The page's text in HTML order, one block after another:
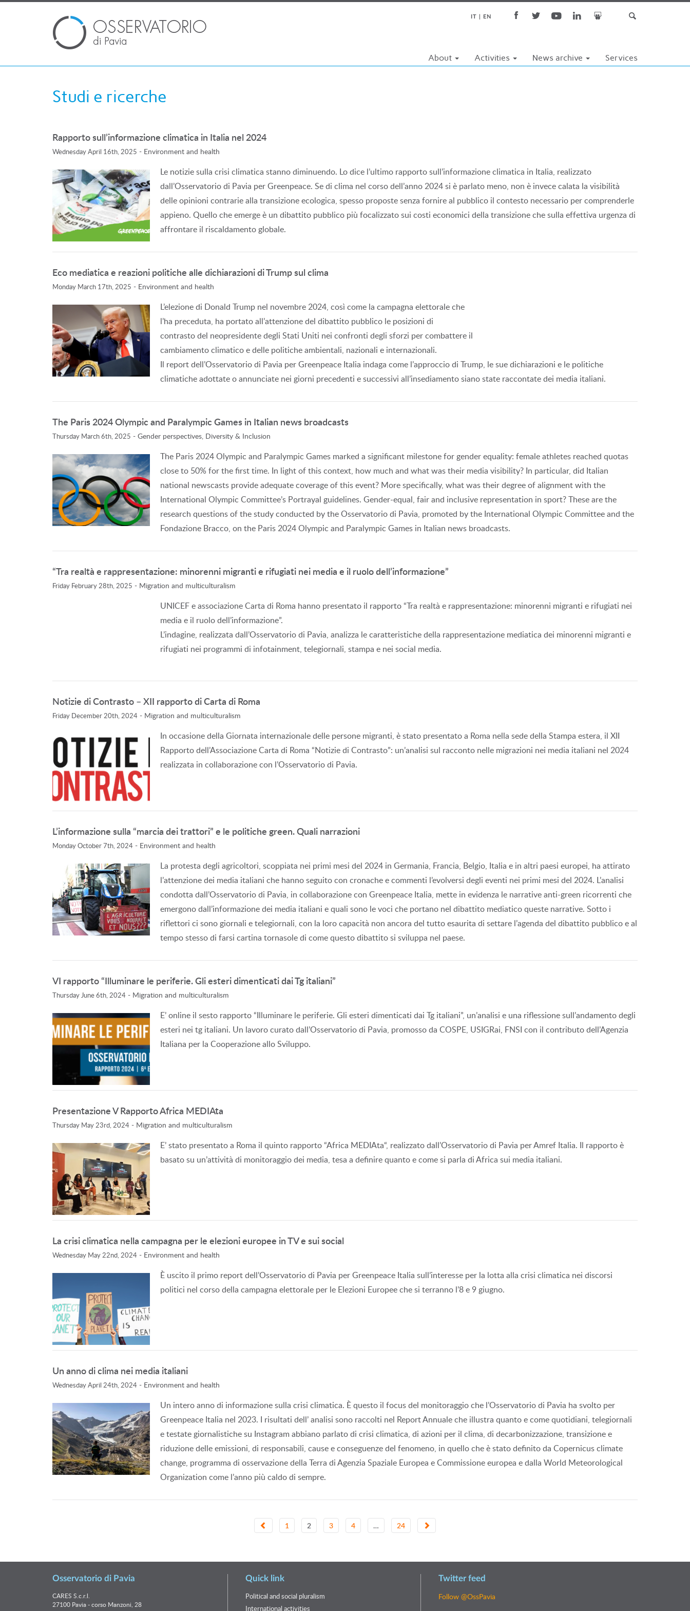
IT EN
About Activities News archive Services
Studi e ricerche
Rapporto sull’informazione climatica in Italia nel 2024
Wednesday April 16th, 2025 - Environment and health
Le notizie sulla crisi climatica stanno diminuendo. Lo dice l’ultimo rapporto sull’informazione climatica in Italia, realizzato
dall’Osservatorio di Pavia per Greenpeace. Se di clima nel corso dell’anno 2024 si è parlato meno, non è invece calata la visibilità
delle opinioni contrarie alla transizione ecologica, spesso proposte senza fornire al pubblico il contesto necessario per comprenderle
appieno. Quello che emerge è un dibattito pubblico più focalizzato sui costi economici della transizione che sulla effettiva urgenza di
affrontare il riscaldamento globale.
Eco mediatica e reazioni politiche alle dichiarazioni di Trump sul clima
Monday March 17th, 2025 - Environment and health
L’elezione di Donald Trump nel novembre 2024, così come la campagna elettorale che
l’ha preceduta, ha portato all’attenzione del dibattito pubblico le posizioni di
contrasto del neopresidente degli Stati Uniti nei confronti degli sforzi per combattere il
cambiamento climatico e delle politiche ambientali, nazionali e internazionali.
Il report dell’Osservatorio di Pavia per Greenpeace Italia indaga come l’approccio di Trump, le sue dichiarazioni e le politiche
climatiche adottate o annunciate nei giorni precedenti e successivi all’insediamento siano state raccontate dei media italiani.
The Paris 2024 Olympic and Paralympic Games in Italian news broadcasts
Thursday March 6th, 2025 - Gender perspectives, Diversity & Inclusion
The Paris 2024 Olympic and Paralympic Games marked a significant milestone for gender equality: female athletes reached quotas
close to 50% for the first time. In light of this context, how much and what was their media visibility? In particular, did Italian
national newscasts provide adequate coverage of this event? More specifically, what was their degree of alignment with the
International Olympic Committee’s Portrayal guidelines. Gender-equal, fair and inclusive representation in sport? These are the
research questions of the study conducted by the Osservatorio di Pavia, promoted by the International Olympic Committee and the
Fondazione Bracco, on the Paris 2024 Olympic and Paralympic Games in Italian news broadcasts.
“Tra realtà e rappresentazione: minorenni migranti e rifugiati nei media e il ruolo dell’informazione”
Friday February 28th, 2025 - Migration and multiculturalism
UNICEF e associazione Carta di Roma hanno presentato il rapporto “Tra realtà e rappresentazione: minorenni migranti e rifugiati nei
media e il ruolo dell’informazione”.
L’indagine, realizzata dall’Osservatorio di Pavia, analizza le caratteristiche della rappresentazione mediatica dei minorenni migranti e
rifugiati nei programmi di infotainment, telegiornali, stampa e nei social media.
Notizie di Contrasto – XII rapporto di Carta di Roma
Friday December 20th, 2024 - Migration and multiculturalism
In occasione della Giornata internazionale delle persone migranti, è stato presentato a Roma nella sede della Stampa estera, il XII
Rapporto dell’Associazione Carta di Roma “Notizie di Contrasto”: un’analisi sul racconto nelle migrazioni nei media italiani nel 2024
realizzata in collaborazione con l’Osservatorio di Pavia.
L’informazione sulla “marcia dei trattori” e le politiche green. Quali narrazioni
Monday October 7th, 2024 - Environment and health
La protesta degli agricoltori, scoppiata nei primi mesi del 2024 in Germania, Francia, Belgio, Italia e in altri paesi europei, ha attirato
l’attenzione dei media italiani che hanno seguito con cronache e commenti l’evolversi degli eventi nei primi mesi del 2024. L’analisi
condotta dall’Osservatorio di Pavia, in collaborazione con Greenpeace Italia, mette in evidenza le narrative anti-green ricorrenti che
emergono dall’informazione dei media italiani e quali sono le voci che portano nel dibattito mediatico queste narrative. Sotto i
riflettori ci sono giornali e telegiornali, con la loro capacità non ancora del tutto esaurita di settare l’agenda del dibattito pubblico e al
tempo stesso di farsi cartina tornasole di come questo dibattito si sviluppa nel paese.
VI rapporto “Illuminare le periferie. Gli esteri dimenticati dai Tg italiani”
Thursday June 6th, 2024 - Migration and multiculturalism
E’ online il sesto rapporto “Illuminare le periferie. Gli esteri dimenticati dai Tg italiani”, un’analisi e una riflessione sull’andamento degli
esteri nei tg italiani. Un lavoro curato dall’Osservatorio di Pavia, promosso da COSPE, USIGRai, FNSI con il contributo dell’Agenzia
Italiana per la Cooperazione allo Sviluppo.
Presentazione V Rapporto Africa MEDIAta
Thursday May 23rd, 2024 - Migration and multiculturalism
E’ stato presentato a Roma il quinto rapporto “Africa MEDIAta“, realizzato dall’Osservatorio di Pavia per Amref Italia. Il rapporto è
basato su un’attività di monitoraggio dei media, tesa a definire quanto e come si parla di Africa sui media italiani.
La crisi climatica nella campagna per le elezioni europee in TV e sui social
Wednesday May 22nd, 2024 - Environment and health
È uscito il primo report dell’Osservatorio di Pavia per Greenpeace Italia sull’interesse per la lotta alla crisi climatica nei discorsi
politici nel corso della campagna elettorale per le Elezioni Europee che si terranno l’8 e 9 giugno.
Un anno di clima nei media italiani
Wednesday April 24th, 2024 - Environment and health
Un intero anno di informazione sulla crisi climatica. È questo il focus del monitoraggio che l’Osservatorio di Pavia ha svolto per
Greenpeace Italia nel 2023. I risultati dell’ analisi sono raccolti nel Report Annuale che illustra quanto e come quotidiani, telegiornali
e testate giornalistiche su Instagram abbiano parlato di crisi climatica, di azioni per il clima, di decarbonizzazione, transizione e
riduzione delle emissioni, di responsabili, cause e conseguenze del fenomeno, in quello che è stato definito da Copernicus climate
change, programma di osservazione della Terra di Agenzia Spaziale Europea e Commissione europea e dalla World Meteorological
Organization come l’anno più caldo di sempre.
1 2 3 4 … 24
Osservatorio di Pavia
CARES S.c.r.l.
27100 Pavia - corso Manzoni, 28
Quick link
Political and social pluralism
International activities
Twitter feed
Follow @OssPavia